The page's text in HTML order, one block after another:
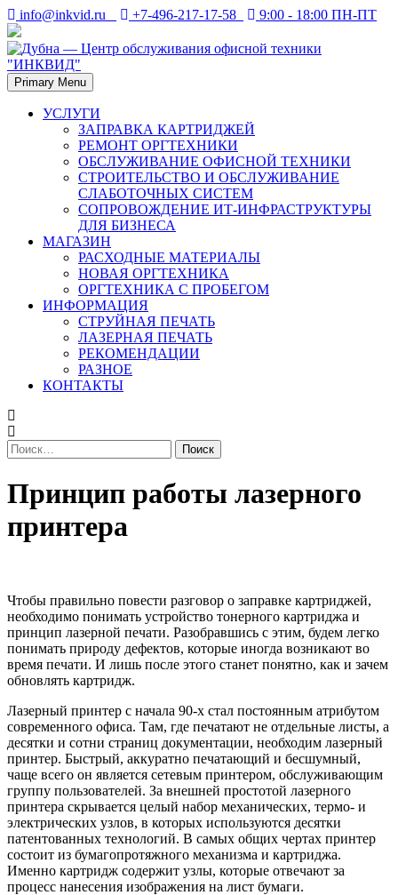
Skip
to
content
info@inkvid.ru +7-496-217-17-58 9:00 - 18:00 ПН-ПТ
Дубна — Центр
обслуживания офисной
техники "ИНКВИД"
Дубна. Восстановление и заправка лазерных картриджей в
Дубне. Ремонт оргтехники — принтеров, копиров (ксероксов),
факсов, плоттеров.
Primary Menu
УСЛУГИ
ЗАПРАВКА КАРТРИДЖЕЙ
РЕМОНТ ОРГТЕХНИКИ
ОБСЛУЖИВАНИЕ ОФИСНОЙ ТЕХНИКИ
СТРОИТЕЛЬСТВО И ОБСЛУЖИВАНИЕ
СЛАБОТОЧНЫХ СИСТЕМ
СОПРОВОЖДЕНИЕ ИТ-ИНФРАСТРУКТУРЫ
ДЛЯ БИЗНЕСА
МАГАЗИН
РАСХОДНЫЕ МАТЕРИАЛЫ
НОВАЯ ОРГТЕХНИКА
ОРГТЕХНИКА С ПРОБЕГОМ
ИНФОРМАЦИЯ
СТРУЙНАЯ ПЕЧАТЬ
ЛАЗЕРНАЯ ПЕЧАТЬ
РЕКОМЕНДАЦИИ
РАЗНОЕ
КОНТАКТЫ
Найти:
Принцип
работы
принтера
Принцип работы лазерного
принтера
Чтобы правильно повести разговор о заправке картриджей,
необходимо понимать устройство тонерного картриджа и
принцип лазерной печати. Разобравшись с этим, будем легко
понимать природу дефектов, которые иногда возникают во
время печати. И лишь после этого станет понятно, как и зачем
обновлять картридж.
Лазерный принтер с начала 90-х стал постоянным атрибутом
современного офиса. Там, где печатают не отдельные листы, а
десятки и сотни страниц документации, необходим лазерный
принтер. Быстрый, аккуратно печатающий и бесшумный,
чаще всего он является сетевым принтером, обслуживающим
группу пользователей. За внешней простотой лазерного
принтера скрывается целый набор механических, термо- и
электрических узлов, в которых используются десятки
патентованных технологий. В самых общих чертах принтер
состоит из бумагопротяжного механизма и картриджа.
Именно картридж содержит узлы, которые отвечают за
процесс нанесения изображения на лист бумаги.